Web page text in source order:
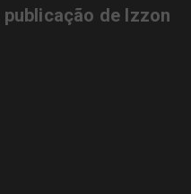
de Izzon